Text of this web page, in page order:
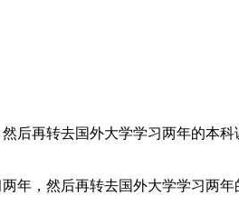
后再转去国外大学学习两年的本科
年，然后再转去国外大学学习两